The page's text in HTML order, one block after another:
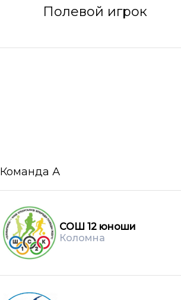
Полевой игрок
Команда А
СОШ 12 юноши
Коломна